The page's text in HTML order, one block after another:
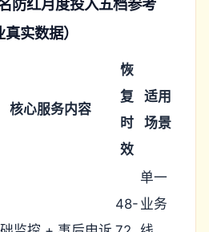
防红月度投入五档参考
实数据）
核心服务内容
恢
复
时
效
适用
场景
48-
单一
业务